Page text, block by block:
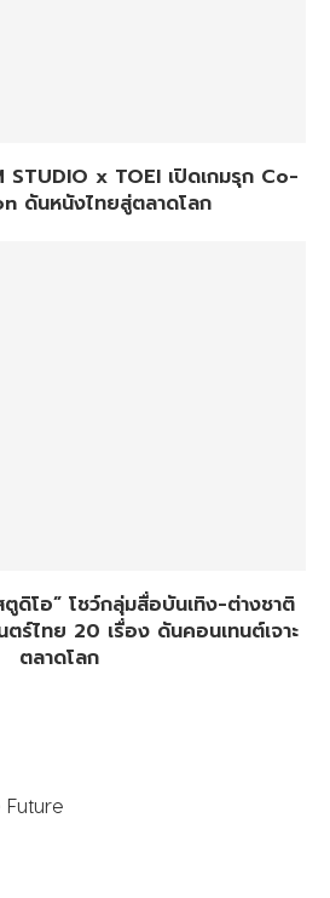
x TOEI เปิดเกมรุก Co-
ดันหนังไทยสู่ตลาดโลก
ดิโอ” โชว์กลุ่มสื่อบันเทิง-ต่างชาติ
ร์ไทย 20 เรื่อง ดันคอนเทนต์เจาะ
ตลาดโลก